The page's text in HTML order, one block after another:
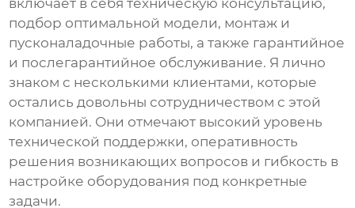
включает в себя техническую консультацию,
подбор оптимальной модели, монтаж и
пусконаладочные работы, а также гарантийное
и послегарантийное обслуживание. Я лично
знаком с несколькими клиентами, которые
остались довольны сотрудничеством с этой
компанией. Они отмечают высокий уровень
технической поддержки, оперативность
решения возникающих вопросов и гибкость в
настройке оборудования под конкретные
задачи.